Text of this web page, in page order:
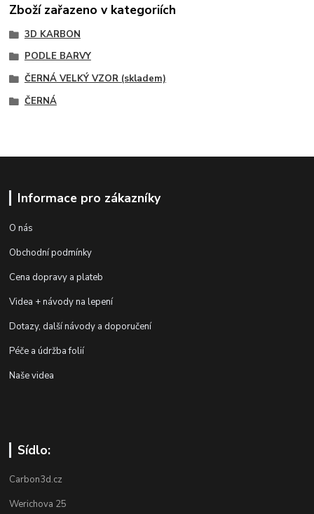
Zboží zařazeno v kategoriích
3D KARBON
PODLE BARVY
ČERNÁ VELKÝ VZOR (skladem)
ČERNÁ
Informace pro zákazníky
O nás
Obchodní podmínky
Cena dopravy a plateb
Videa + návody na lepení
Dotazy, další návody a doporučení
Péče a údržba folií
Naše videa
Sídlo:
Carbon3d.cz
Werichova 25